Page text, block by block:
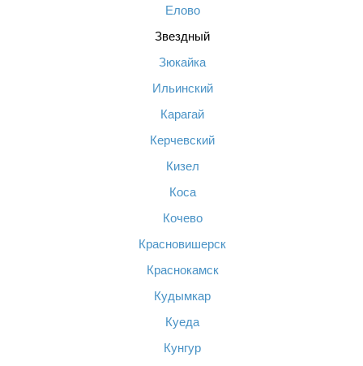
Елово
Звездный
Зюкайка
Ильинский
Карагай
Керчевский
Кизел
Коса
Кочево
Красновишерск
Краснокамск
Кудымкар
Куеда
Кунгур